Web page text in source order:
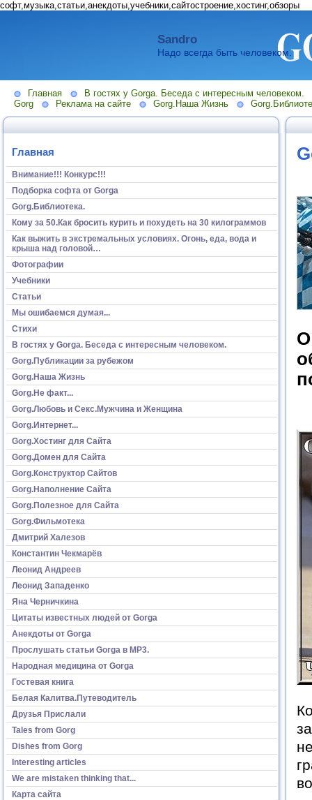
софт,музыка,статьи,анекдоты,учебники,сайтостроение,хостинг,обзоры
Sandro
Надо всегда быть человеком.
Главная
В гостях у Gorga. Беседа с интересным человеком.
Gorg
Реклама на сайте Gorg.Наша Жизнь
Главная
Внимание!!! Конкурс!!!
Подборка софта от Gorga
Gorg.Библиотека.
Кому за 50.Как бросить курить и похудеть на 30 килограммов
Как выжить в экстремальных условиях. Огонь, еда, вода и
крыша над головой…
Фотографии
Учебники
Статьи
Мы ошибаемся думая...
Стихи
В гостях у Gorga. Беседа с интересным человеком.
Gorg.Публикации за рубежом
Gorg.Наша Жизнь
Gorg.Не факт...
Gorg.Любовь и Секс.Мужчина и Женщина
Gorg.Интернет...
Gorg.Хостинг для Сайта
Gorg.Домен для Сайта
Gorg.Конструктор Сайтов
Gorg.Наполнение Сайта
Gorg.Полезное для Сайта
Gorg.Фильмотека
Дмитрий Халезов
Константин Чекмарёв
Леонид Андреев
Леонид Западенко
Яна Черничкина
Цитаты известных людей от Gorga
Анекдоты от Gorga
Прослушать статьи Gorga в МР3.
Народная медицина от Gorga
Гостевая книга
Белая Калитва.Путеводитель
Друзья Прислали
Tales from Gorg
Dishes from Gorg
Interesting articles
We are mistaken thinking that...
Карта сайта
О